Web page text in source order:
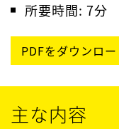
所要時間: 7分
PDFをダウンロー
主な内容